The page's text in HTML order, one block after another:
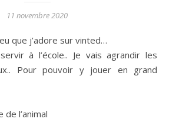
11 novembre 2020
que j’adore sur vinted…
à l’école.. Je vais agrandir les
Pour pouvoir y jouer en grand
l’animal